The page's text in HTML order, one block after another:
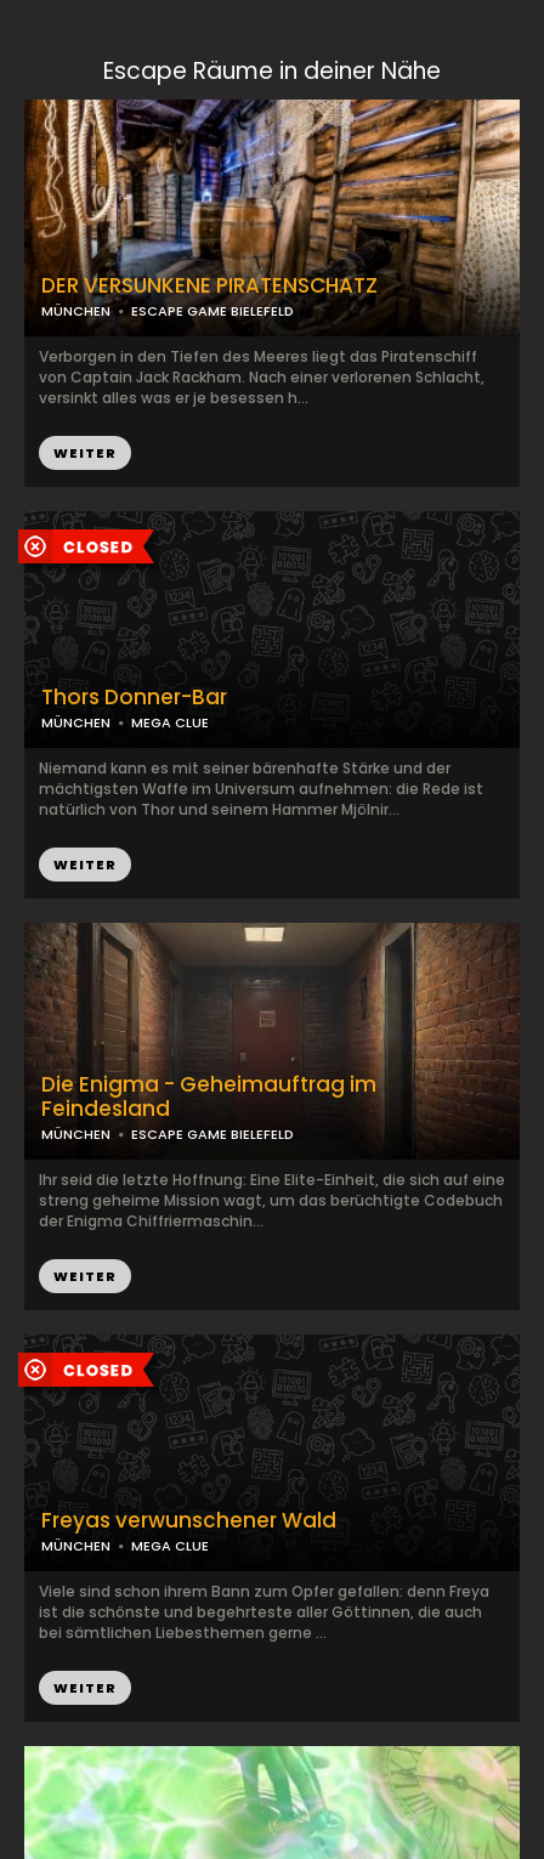
Escape Räume in deiner Nähe
Thors Donner-Bar
MÜNCHEN MEGA CLUE
Niemand kann es mit seiner bärenhafte Stärke und der
mächtigsten Waffe im Universum aufnehmen: die Rede ist
natürlich von Thor und seinem Hammer Mjölnir...
WEITER
Freyas verwunschener Wald
MÜNCHEN MEGA CLUE
Viele sind schon ihrem Bann zum Opfer gefallen: denn Freya
ist die schönste und begehrteste aller Göttinnen, die auch
bei sämtlichen Liebesthemen gerne ...
WEITER
DER VERSUNKENE PIRATENSCHATZ
MÜNCHEN ESCAPE GAME BIELEFELD
Verborgen in den Tiefen des Meeres liegt das Piratenschiff
von Captain Jack Rackham. Nach einer verlorenen Schlacht,
versinkt alles was er je besessen h...
WEITER
Die Enigma - Geheimauftrag im
Feindesland
MÜNCHEN ESCAPE GAME BIELEFELD
Ihr seid die letzte Hoffnung: Eine Elite-Einheit, die sich auf eine
streng geheime Mission wagt, um das berüchtigte Codebuch
der Enigma Chiffriermaschin...
WEITER